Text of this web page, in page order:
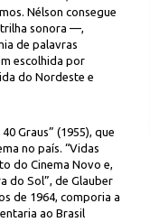
Nélson consegue
sonora —,
de palavras
escolhida por
do Nordeste e
Graus” (1955), que
no país. “Vidas
do Cinema Novo e,
do Sol”, de Glauber
de 1964, comporia a
ao Brasil
cena de “Vidas Secas"